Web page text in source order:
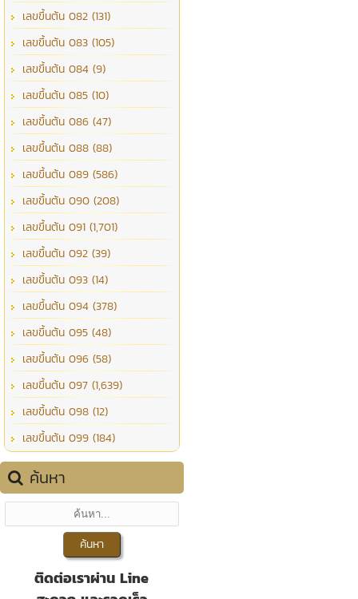
เลขขึ้นต้น 082 (131)
เลขขึ้นต้น 083 (105)
เลขขึ้นต้น 084 (9)
เลขขึ้นต้น 085 (10)
เลขขึ้นต้น 086 (47)
เลขขึ้นต้น 088 (88)
เลขขึ้นต้น 089 (586)
เลขขึ้นต้น 090 (208)
เลขขึ้นต้น 091 (1,701)
เลขขึ้นต้น 092 (39)
เลขขึ้นต้น 093 (14)
เลขขึ้นต้น 094 (378)
เลขขึ้นต้น 095 (48)
เลขขึ้นต้น 096 (58)
เลขขึ้นต้น 097 (1,639)
เลขขึ้นต้น 098 (12)
เลขขึ้นต้น 099 (184)
ค้นหา
ติดต่อเราผ่าน Line